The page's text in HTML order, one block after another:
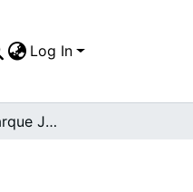
Log In
Calle lateral al Parque José maría Cabal